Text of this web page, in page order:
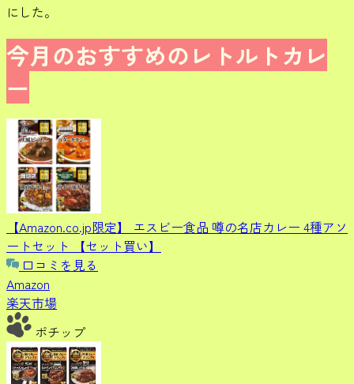
にした。
今月のおすすめのレトルトカレ
ー
【Amazon.co.jp限定】 エスビー食品 噂の名店カレー 4種アソ
ートセット 【セット買い】
口コミを見る
Amazon
楽天市場
ポチップ